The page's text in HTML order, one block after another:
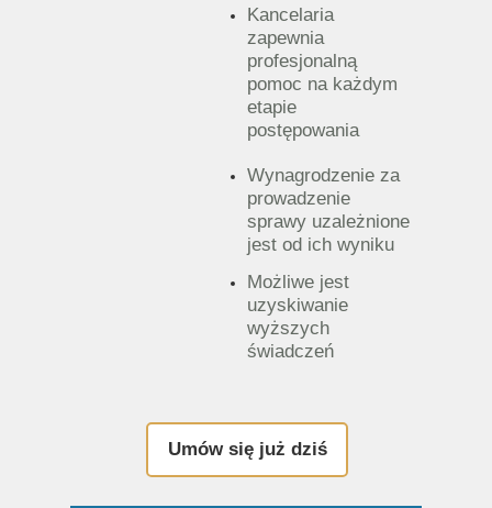
Kancelaria
zapewnia
profesjonalną
pomoc na każdym
etapie
postępowania
Wynagrodzenie za
prowadzenie
sprawy uzależnione
jest od ich wyniku
Możliwe jest
uzyskiwanie
wyższych
świadczeń
Umów się już dziś